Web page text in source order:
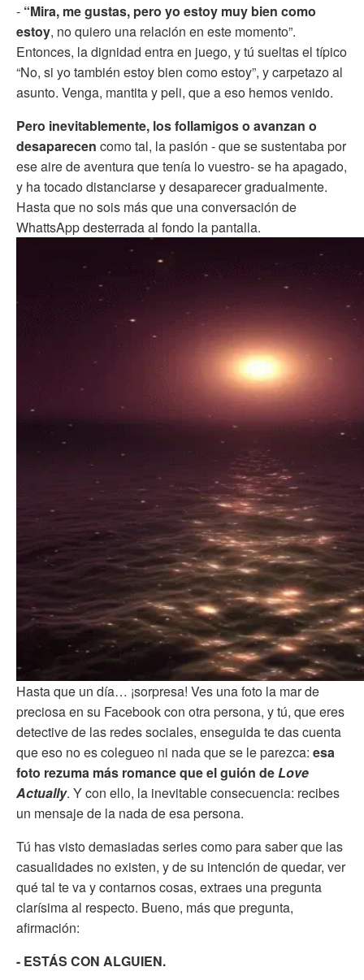
- “Mira, me gustas, pero yo estoy muy bien como
estoy, no quiero una relación en este momento”.
Entonces, la dignidad entra en juego, y tú sueltas el típico
“No, si yo también estoy bien como estoy”, y carpetazo al
asunto. Venga, mantita y peli, que a eso hemos venido.
Pero inevitablemente, los follamigos o avanzan o
desaparecen como tal, la pasión - que se sustentaba por
ese aire de aventura que tenía lo vuestro- se ha apagado,
y ha tocado distanciarse y desaparecer gradualmente.
Hasta que no sois más que una conversación de
WhattsApp desterrada al fondo la pantalla.
Hasta que un día… ¡sorpresa! Ves una foto la mar de
preciosa en su Facebook con otra persona, y tú, que eres
detective de las redes sociales, enseguida te das cuenta
que eso no es colegueo ni nada que se le parezca: esa
foto rezuma más romance que el guión deLove
Actually. Y con ello, la inevitable consecuencia: recibes
un mensaje de la nada de esa persona.
Tú has visto demasiadas series como para saber que las
casualidades no existen, y de su intención de quedar, ver
qué tal te va y contarnos cosas, extraes una pregunta
clarísima al respecto. Bueno, más que pregunta,
afirmación:
- ESTÁS CON ALGUIEN.